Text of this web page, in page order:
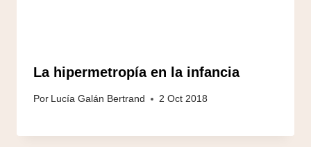
La hipermetropía en la infancia
Por Lucía Galán Bertrand 2 Oct 2018